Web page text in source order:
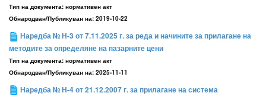
Тип на документа: нормативен акт
Обнародван/Публикуван на: 2019-10-22
Наредба № Н-3 от 7.11.2025 г. за реда и начините за прилагане на
методите за определяне на пазарните цени
Тип на документа: нормативен акт
Обнародван/Публикуван на: 2025-11-11
Наредба № Н-4 от 21.12.2007 г. за прилагане на система